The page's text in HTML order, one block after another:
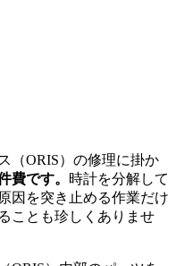
（ORIS）の修理に掛か
費です。 時計を分解して
因を突き止める作業だけ
ことも珍しくありませ